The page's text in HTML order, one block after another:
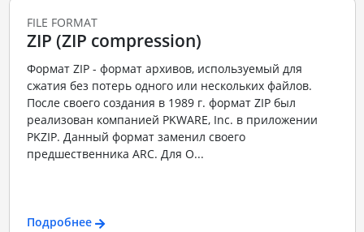
FILE FORMAT
ZIP (ZIP compression)
Формат ZIP - формат архивов, используемый для
сжатия без потерь одного или нескольких файлов.
После своего создания в 1989 г. формат ZIP был
реализован компанией PKWARE, Inc. в приложении
PKZIP. Данный формат заменил своего
предшественника ARC. Для О...
Подробнее